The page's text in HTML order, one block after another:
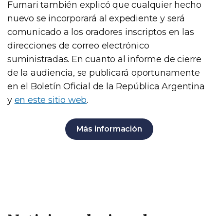
Furnari también explicó que cualquier hecho
nuevo se incorporará al expediente y será
comunicado a los oradores inscriptos en las
direcciones de correo electrónico
suministradas. En cuanto al informe de cierre
de la audiencia, se publicará oportunamente
en el Boletín Oficial de la República Argentina
y en este sitio web.
Más información